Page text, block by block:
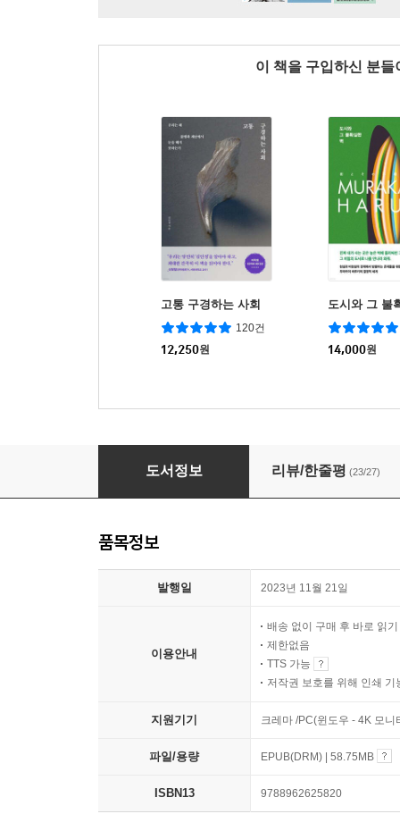
이 책을 구입하신 분
고통 구경하는 사회
120건
12,250원
도시와 그 불
14,000원
타인의 고통에 응답하는 공부
도서정보 리뷰/한줄평 (23/27)
품목정보
발행일 2023년 11월 21일
이용안내
배송 없이 구매 후 바로 읽기
제한없음
TTS 가능
저작권 보호를 위해 인쇄 기
지원기기 크레마 /PC(윈도우 - 4K 모
파일/용량 EPUB(DRM) | 58.75MB
ISBN13 9788962625820